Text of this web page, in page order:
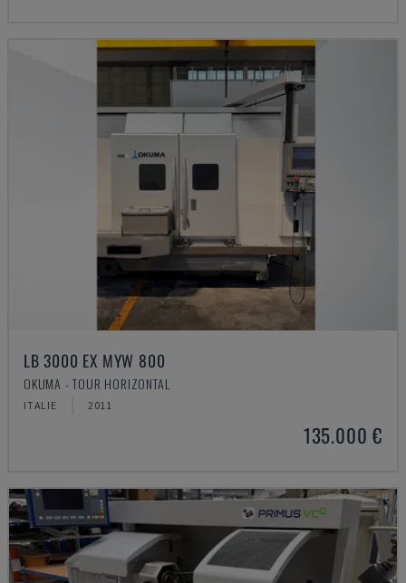
LB 3000 EX MYW 800
OKUMA - TOUR HORIZONTAL
ITALIE 2011
135.000 €